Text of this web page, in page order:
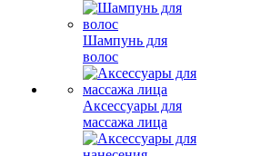
Шампунь для
волос
Аксессуары для
массажа лица